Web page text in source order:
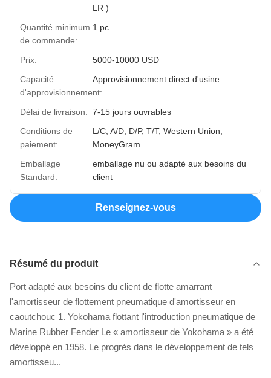
LR )
Quantité minimum
de commande:
1 pc
Prix:
5000-10000 USD
Capacité
d'approvisionnement:
Approvisionnement direct d'usine
Délai de livraison: 7-15 jours ouvrables
Conditions de
paiement:
L/C, A/D, D/P, T/T, Western Union,
MoneyGram
Emballage
Standard:
emballage nu ou adapté aux besoins du
client
Renseignez-vous
Résumé du produit
Port adapté aux besoins du client de flotte amarrant
l'amortisseur de flottement pneumatique d'amortisseur en
caoutchouc 1. Yokohama flottant l'introduction pneumatique de
Marine Rubber Fender Le « amortisseur de Yokohama » a été
développé en 1958. Le progrès dans le développement de tels
amortisseu...